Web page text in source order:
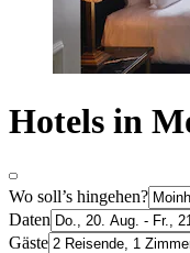
Hotels in
Wo soll’s hingehen?
Daten
Gäste